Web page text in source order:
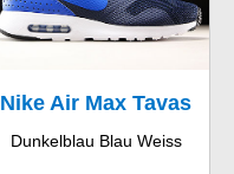
Nike Air Max Tavas
Dunkelblau Blau Weiss